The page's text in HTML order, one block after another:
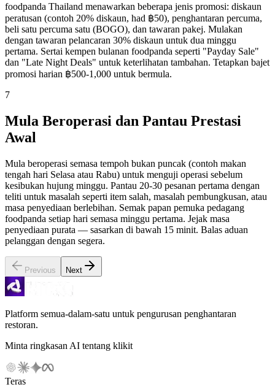
foodpanda Thailand menawarkan beberapa jenis promosi: diskaun
peratusan (contoh 20% diskaun, had ฿50), penghantaran percuma,
beli satu percuma satu (BOGO), dan tawaran pakej. Mulakan
dengan tawaran pelancaran 30% diskaun untuk dua minggu
pertama. Sertai kempen bulanan foodpanda seperti "Payday Sale"
dan "Late Night Deals" untuk keterlihatan tambahan. Tetapkan bajet
promosi harian ฿500-1,000 untuk bermula.
7
Mula Beroperasi dan Pantau Prestasi
Awal
Mula beroperasi semasa tempoh bukan puncak (contoh makan
tengah hari Selasa atau Rabu) untuk menguji operasi sebelum
kesibukan hujung minggu. Pantau 20-30 pesanan pertama dengan
teliti untuk masalah seperti item salah, masalah pembungkusan, atau
masa penyediaan berlebihan. Semak papan pemuka pedagang
foodpanda setiap hari semasa minggu pertama. Jejak masa
penyediaan purata — sasarkan di bawah 15 minit. Balas aduan
pelanggan dengan segera.
Previous Next
Platform semua-dalam-satu untuk pengurusan penghantaran
restoran.
Minta ringkasan AI tentang klikit
Teras